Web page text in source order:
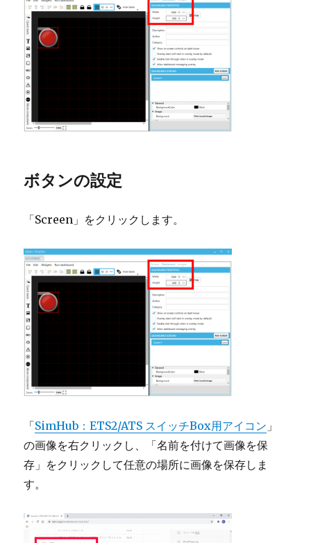
ボタンの設定
「Screen」をクリックします。
「SimHub：ETS2/ATS スイッチBox用アイコン 」
の画像を右クリックし、「名前を付けて画像を保
存」をクリックして任意の場所に画像を保存しま
す。